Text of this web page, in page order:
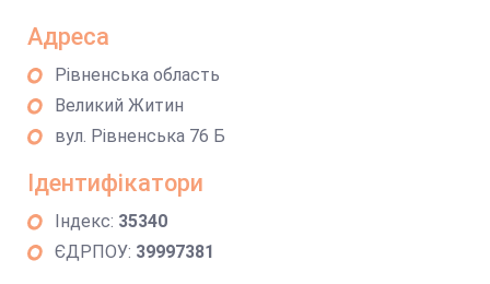
Адреса
Рівненська область
Великий Житин
вул. Рівненська 76 Б
Ідентифікатори
Індекс: 35340
ЄДРПОУ: 39997381